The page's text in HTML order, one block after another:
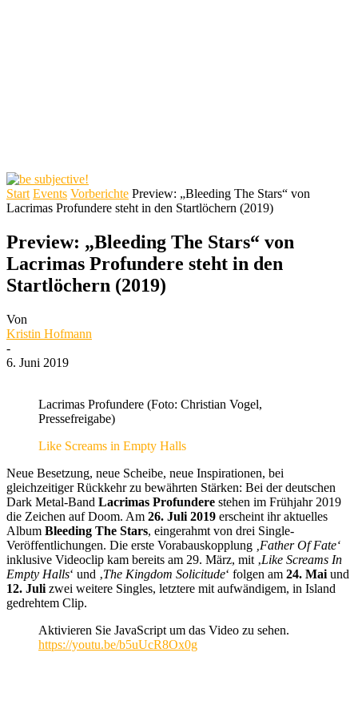
Start Events Vorberichte Preview: „Bleeding The Stars“ von
Lacrimas Profundere steht in den Startlöchern (2019)
Preview: „Bleeding The Stars“ von
Lacrimas Profundere steht in den
Startlöchern (2019)
Von
Kristin Hofmann
-
6. Juni 2019
Lacrimas Profundere (Foto: Christian Vogel,
Pressefreigabe)
Like Screams in Empty Halls
Neue Besetzung, neue Scheibe, neue Inspirationen, bei
gleichzeitiger Rückkehr zu bewährten Stärken: Bei der deutschen
Dark Metal-Band Lacrimas Profundere stehen im Frühjahr 2019
die Zeichen auf Doom. Am 26. Juli 2019 erscheint ihr aktuelles
Album Bleeding The Stars, eingerahmt von drei Single-
Veröffentlichungen. Die erste Vorabauskopplung ‚Father Of Fate‘
inklusive Videoclip kam bereits am 29. März, mit ‚Like Screams In
Empty Halls‘ und ‚The Kingdom Solicitude‘ folgen am 24. Mai und
12. Juli zwei weitere Singles, letztere mit aufwändigem, in Island
gedrehtem Clip.
Aktivieren Sie JavaScript um das Video zu sehen.
https://youtu.be/b5uUcR8Ox0g